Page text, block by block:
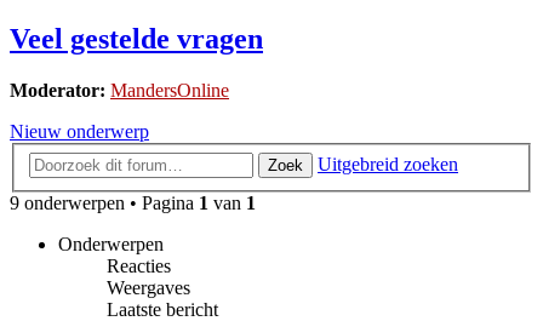
Veel gestelde vragen
Moderator: MandersOnline
Nieuw onderwerp
Zoek
Uitgebreid zoeken
9 onderwerpen • Pagina 1 van 1
Onderwerpen
Reacties
Weergaves
Laatste bericht